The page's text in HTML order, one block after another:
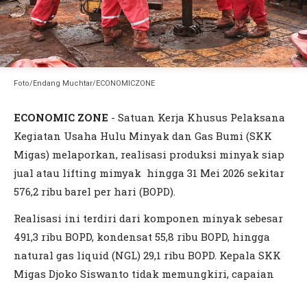
Foto/Endang Muchtar/ECONOMICZONE
ECONOMIC ZONE - Satuan Kerja Khusus Pelaksana
Kegiatan Usaha Hulu Minyak dan Gas Bumi (SKK
Migas) melaporkan, realisasi produksi minyak siap
jual atau lifting mimyak hingga 31 Mei 2026 sekitar
576,2 ribu barel per hari (BOPD).
Realisasi ini terdiri dari komponen minyak sebesar
491,3 ribu BOPD, kondensat 55,8 ribu BOPD, hingga
natural gas liquid (NGL) 29,1 ribu BOPD. Kepala SKK
Migas Djoko Siswanto tidak memungkiri, capaian